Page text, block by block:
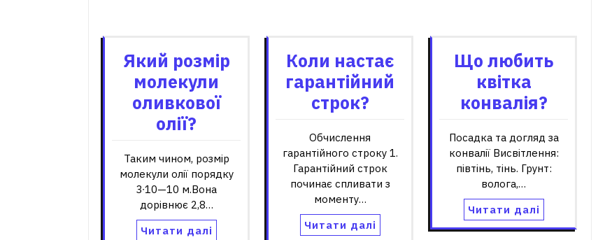
Який розмір
молекули
оливкової
олії?
Таким чином, розмір
молекули олії порядку
3∙10—10 м.Вона
дорівнює 2,8…
Читати далі
Коли настає
гарантійний
строк?
Обчислення
гарантійного строку 1.
Гарантійний строк
починає спливати з
моменту…
Читати далі
Що любить
квітка
конвалія?
Посадка та догляд за
конвалії Висвітлення:
півтінь, тінь. Грунт:
волога,…
Читати далі